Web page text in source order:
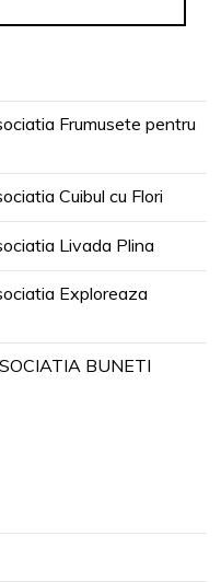
Frumusete pentru
Cuibul cu Flori
Livada Plina
Exploreaza
BUNETI